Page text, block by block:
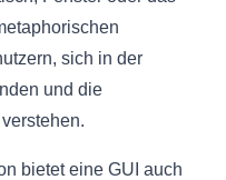
sich in der
und die
bietet eine GUI auch